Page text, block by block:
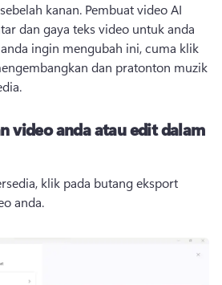
kanan. Pembuat video AI
dan gaya teks video untuk anda
ingin mengubah ini, cuma klik
dan pratonton muzik
video anda atau edit dalam
klik pada butang eksport
anda.